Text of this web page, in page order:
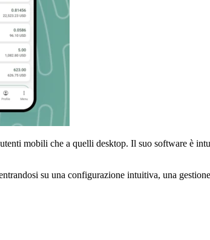
mobili che a quelli desktop. Il suo software è
su una configurazione intuitiva, una